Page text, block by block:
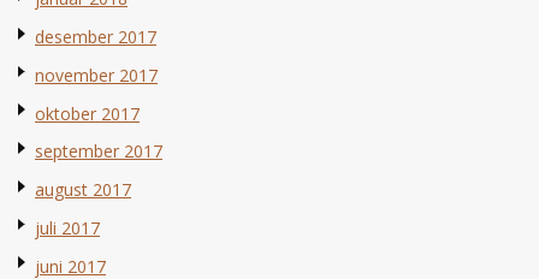
desember 2017
november 2017
oktober 2017
september 2017
august 2017
juli 2017
juni 2017